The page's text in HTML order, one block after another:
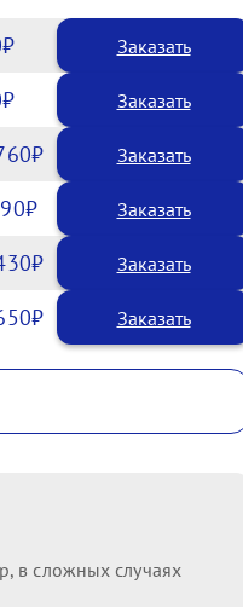
Заказать
Заказать
в сложных случаях